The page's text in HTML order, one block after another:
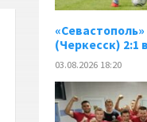
(Черкесск) 2:1
03.08.2026 18:20